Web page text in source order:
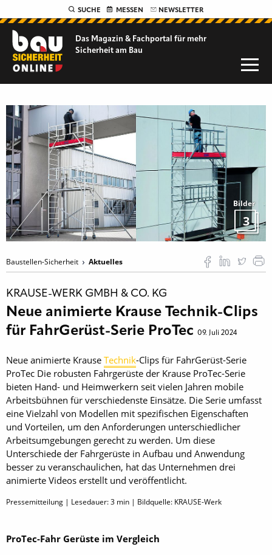
SUCHE MESSEN NEWSLETTER
Das Magazin & Fachportal für mehr
Sicherheit am Bau
Bilder
3
Baustellen-Sicherheit Aktuelles
KRAUSE-WERK GMBH & CO. KG
Neue animierte Krause Technik-Clips
für FahrGerüst-Serie ProTec 09. Juli 2024
Neue animierte Krause Technik-Clips für FahrGerüst-Serie
ProTec Die robusten Fahrgerüste der Krause ProTec-Serie
bieten Hand- und Heimwerkern seit vielen Jahren mobile
Arbeitsbühnen für verschiedenste Einsätze. Die Serie umfasst
eine Vielzahl von Modellen mit spezifischen Eigenschaften
und Vorteilen, um den Anforderungen unterschiedlicher
Arbeitsumgebungen gerecht zu werden. Um diese
Unterschiede der Fahrgerüste in Aufbau und Anwendung
besser zu veranschaulichen, hat das Unternehmen drei
animierte Videos erstellt und veröffentlicht.
Pressemitteilung | Lesedauer:3 min | Bildquelle: KRAUSE-Werk
ProTec-Fahr Gerüste im Vergleich